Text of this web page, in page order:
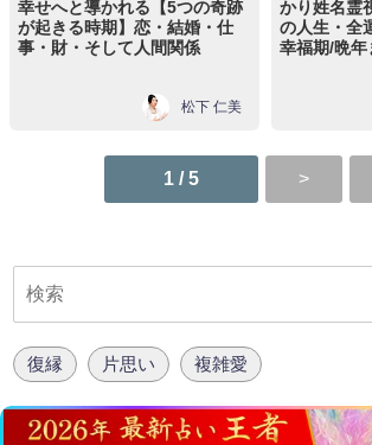
幸せへと導かれる【5つの奇跡
が起きる時期】恋・結婚・仕
事・財・そして人間関係
松下 仁美
かり姓名霊
の人生・全
幸福期/晩年
1 / 5
復縁 片思い 複雑愛